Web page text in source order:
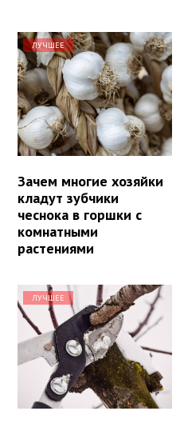
ЛУЧШЕЕ
Зачем многие хозяйки
кладут зубчики
чеснока в горшки с
комнатными
растениями
ЛУЧШЕЕ